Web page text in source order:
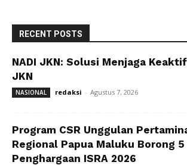
RECENT POSTS
NADI JKN: Solusi Menjaga
JKN
NASIONAL redaksi - Agustus 7, 2026
Program CSR Unggulan
Regional Papua Maluku Borong 5
Penghargaan ISRA 2026